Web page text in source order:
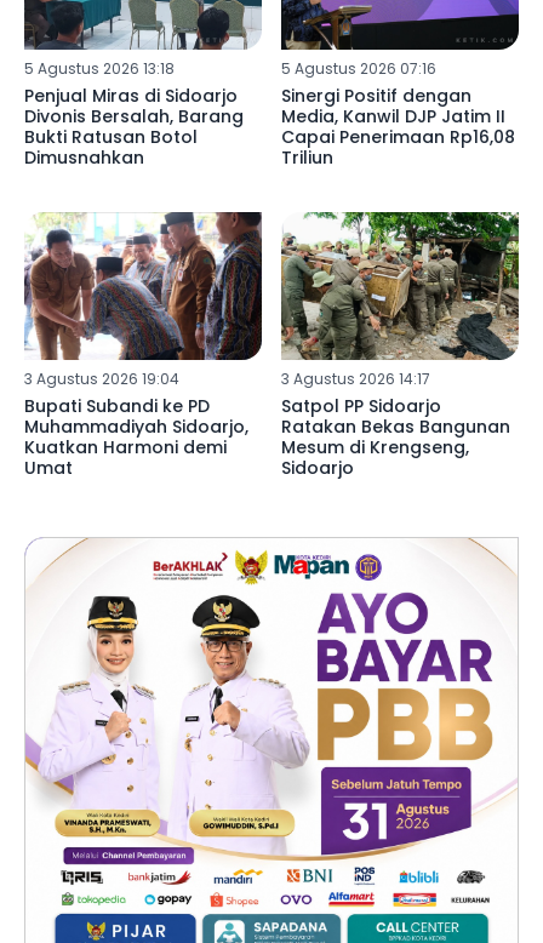
5 Agustus 2026 13:18
Penjual Miras di Sidoarjo
Divonis Bersalah, Barang
Bukti Ratusan Botol
Dimusnahkan
5 Agustus 2026 07:16
Sinergi Positif dengan
Media, Kanwil DJP Jatim II
Capai Penerimaan Rp16,08
Triliun
3 Agustus 2026 19:04
Bupati Subandi ke PD
Muhammadiyah Sidoarjo,
Kuatkan Harmoni demi
Umat
3 Agustus 2026 14:17
Satpol PP Sidoarjo
Ratakan Bekas Bangunan
Mesum di Krengseng,
Sidoarjo